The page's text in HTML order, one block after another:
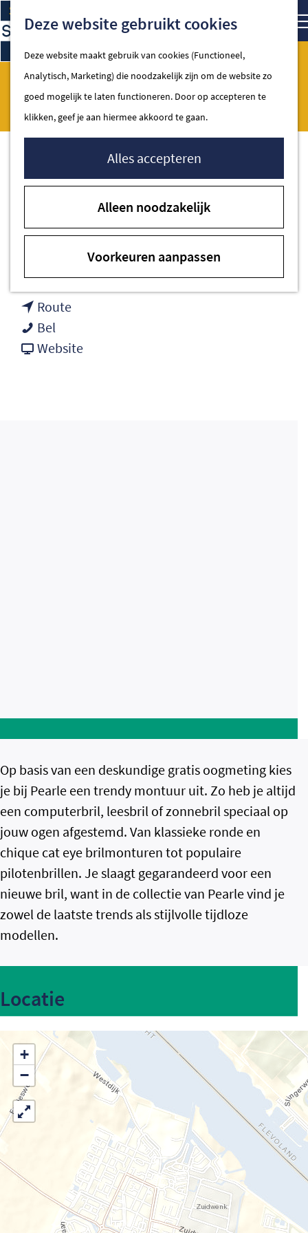
Deze website gebruikt cookies
Deze website maakt gebruik van cookies (Functioneel,
Analytisch, Marketing) die noodzakelijk zijn om de website zo
goed mogelijk te laten functioneren. Door op accepteren te
klikken, geef je aan hiermee akkoord te gaan.
Alles accepteren
Alleen noodzakelijk
Voorkeuren aanpassen
Ga
naar
homepage
Spakenburg
Pearle
Broerswetering 2a
Plan je routenaar
Routenaar
Bel
Websitevan
Op basis van een deskundige gratis oogmeting kies
je bij Pearle een trendy montuur uit. Zo heb je altijd
een computerbril, leesbril of zonnebril speciaal op
jouw ogen afgestemd. Van klassieke ronde en
chique cat eye brilmonturen tot populaire
pilotenbrillen. Je slaagt gegarandeerd voor een
nieuwe bril, want in de collectie van Pearle vind je
zowel de laatste trends als stijlvolle tijdloze
modellen.
Locatie
+
−